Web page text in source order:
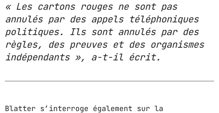
« Les cartons rouges ne sont pas
annulés par des appels téléphoniques
politiques. Ils sont annulés par des
règles, des preuves et des organismes
indépendants », a-t-il écrit.
Blatter s’interroge également sur la